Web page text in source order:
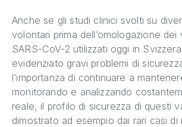
Anche se gli studi clinici svolti su
volontari prima dell’omologazione
SARS-CoV-2 utilizzati oggi in
evidenziato gravi problemi di
l’importanza di continuare a
monitorando e analizzando
reale, il profilo di sicurezza di questi
dimostrato ad esempio dai rari casi di